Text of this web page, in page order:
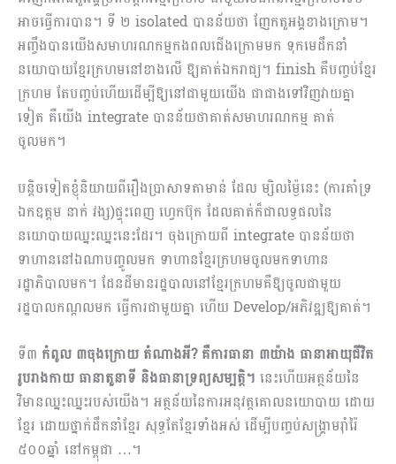
អាចធ្វើការបាន។ ទី ២ isolated បានន័យថា ញែកតួអង្គខាងក្រោម។
អញ្ចឹងបានយើងសមាហរណកម្មកងពលជើងក្រោមមក ទុកមេដឹកនាំ
នយោបាយខ្មែរក្រហមនៅខាងលើ ឱ្យគាត់ឯករាជ្យ។ finish គឺបញ្ចប់ខ្មែរ
ក្រហម តែបញ្ចប់ហើយដើម្បីឱ្យនៅជាមួយយើង ជាជាងទៅវិញវាយគ្នា
ទៀត គឺយើង integrate បានន័យថាគាត់សមាហរណកម្ម គាត់
ចូលមក។
បន្តិចទៀតខ្ញុំនិយាយពីរឿងប្រាសាទតាមាន់ ដែល ម្សិលម្ង៉ៃនេះ (ការគាំទ្រ
ឯកឧត្តម នាក់ វង្ស)ផ្ទុះពេញ ហ្វេកប៊ុក ដែលគាត់ក៏ជាលទ្ធផលនៃ
នយោបាយឈ្នះឈ្នះនេះដែរ។ ចុងក្រោយពី integrate បានន័យថា
ទាហាននៅឯណាបញ្ចូលមក ទាហានខ្មែរក្រហមចូលមកទាហាន
រដ្ឋាភិបាលមក។ ដែនដីមានរដ្ឋបាលនៅខ្មែរក្រហមគឺឱ្យចូលជាមួយ
រដ្ឋបាលកណ្តលមក ធ្វើការជាមួយគ្នា ហើយ Develop/អភិវឌ្ឍឱ្យគាត់។
ទី៣ កំពូល ៣ចុងក្រោយ តំណាងអី? គឺការធានា ៣យ៉ាង ធានាអាយុជីវិត
រូបរាងកាយ ធានាតួនាទី និងធានាទ្រព្យសម្បត្តិ។ នេះហើយអត្ថន័យនៃ
វិមានឈ្នះឈ្នះរបស់យើង។ អត្ថន័យនៃការអនុវត្តគោលនយោបាយ ដោយ
ខ្មែរ ដោយថ្នាក់ដឹកនាំខ្មែរ សុទ្ធតែខ្មែរទាំងអស់ ដើម្បីបញ្ចប់សង្គ្រាមរ៉ាំរ៉ៃ
៥០០ឆ្នាំ នៅកម្ពុជា …។